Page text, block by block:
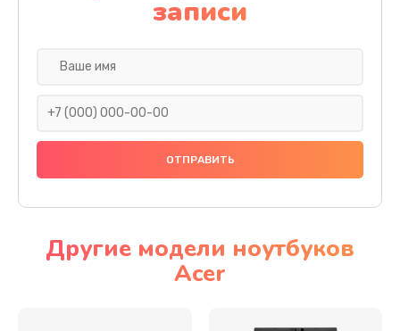
Заказать
Ремонт подсветки
Настройка BIOS
записи
Другие модели ноутбуков
Acer